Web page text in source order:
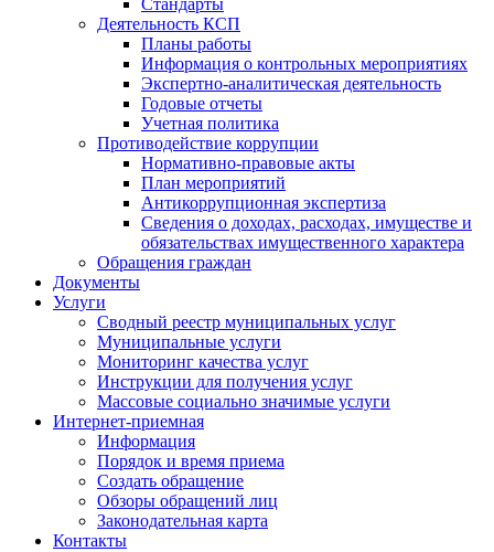
Стандарты
Деятельность КСП
Планы работы
Информация о контрольных мероприятиях
Экспертно-аналитическая деятельность
Годовые отчеты
Учетная политика
Противодействие коррупции
Нормативно-правовые акты
План мероприятий
Антикоррупционная экспертиза
Сведения о доходах, расходах, имуществе и
обязательствах имущественного характера
Обращения граждан
Документы
Услуги
Сводный реестр муниципальных услуг
Муниципальные услуги
Мониторинг качества услуг
Инструкции для получения услуг
Массовые социально значимые услуги
Интернет-приемная
Информация
Порядок и время приема
Создать обращение
Обзоры обращений лиц
Законодательная карта
Контакты